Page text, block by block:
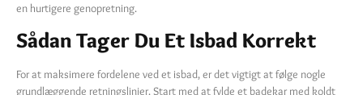
en hurtigere genopretning.
Sådan Tager Du Et Isbad Korrekt
For at maksimere fordelene ved et isbad, er det vigtigt at følge nogle
grundlæggende retningslinjer. Start med at fylde et badekar med koldt